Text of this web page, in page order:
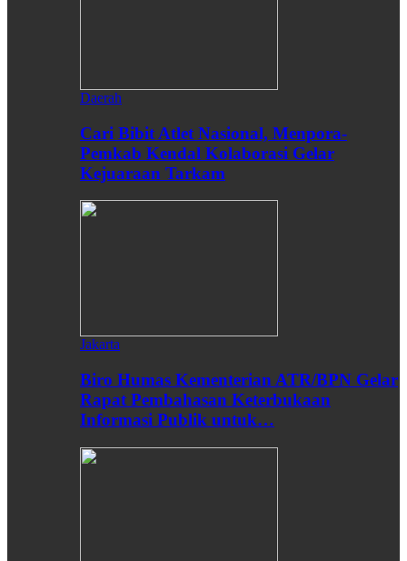
Daerah
Cari Bibit Atlet Nasional, Menpora-
Pemkab Kendal Kolaborasi Gelar
Kejuaraan Tarkam
Jakarta
Biro Humas Kementerian ATR/BPN Gelar
Rapat Pembahasan Keterbukaan
Informasi Publik untuk…